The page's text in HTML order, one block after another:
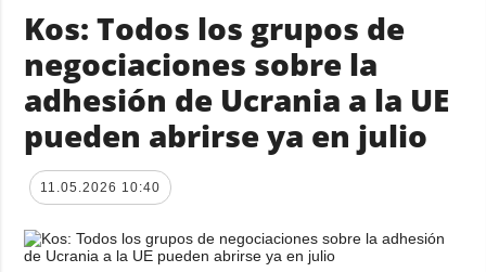
Kos: Todos los grupos de
negociaciones sobre la
adhesión de Ucrania a la UE
pueden abrirse ya en julio
11.05.2026 10:40